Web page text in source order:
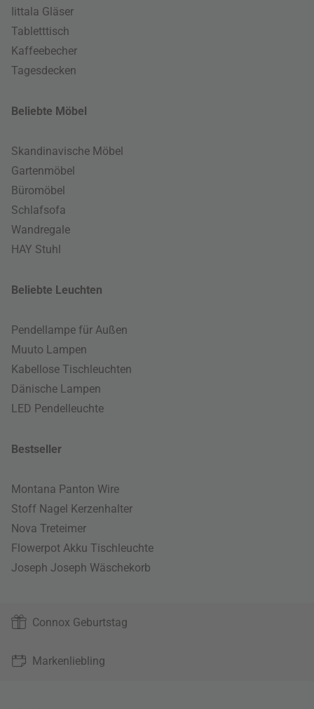
Iittala Gläser
Tabletttisch
Kaffeebecher
Tagesdecken
Beliebte Möbel
Skandinavische Möbel
Gartenmöbel
Büromöbel
Schlafsofa
Wandregale
HAY Stuhl
Beliebte Leuchten
Pendellampe für Außen
Muuto Lampen
Kabellose Tischleuchten
Dänische Lampen
LED Pendelleuchte
Bestseller
Montana Panton Wire
Stoff Nagel Kerzenhalter
Nova Treteimer
Flowerpot Akku Tischleuchte
Joseph Joseph Wäschekorb
Connox Geburtstag
Markenliebling